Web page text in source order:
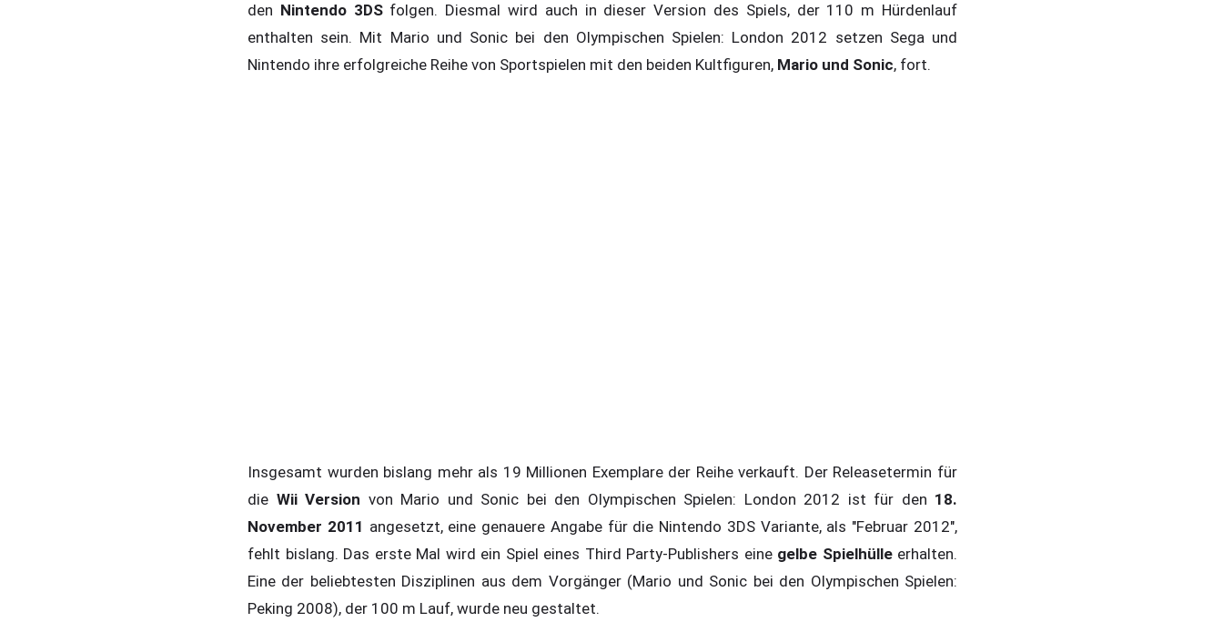
den Nintendo 3DSfolgen. Diesmal wird auch in dieser Version des Spiels, der 110 m Hürdenlauf
enthalten sein. Mit Mario und Sonic bei den Olympischen Spielen: London 2012 setzen Sega und
Nintendo ihre erfolgreiche Reihe von Sportspielen mit den beiden Kultfiguren, Mario und Sonic, fort.
Insgesamt wurden bislang mehr als 19 Millionen Exemplare der Reihe verkauft. Der Releasetermin für
die Wii Version von Mario und Sonic bei den Olympischen Spielen: London 2012 ist für den 18.
November 2011 angesetzt, eine genauere Angabe für die Nintendo 3DS Variante, als "Februar 2012",
fehlt bislang. Das erste Mal wird ein Spiel eines Third Party-Publishers einegelbe Spielhülleerhalten.
Eine der beliebtesten Disziplinen aus dem Vorgänger (Mario und Sonic bei den Olympischen Spielen:
Peking 2008), der 100 m Lauf, wurde neu gestaltet.